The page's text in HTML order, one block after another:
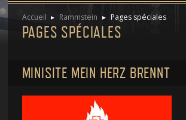
Accueil Rammstein Pages spéciales
PAGES SPÉCIALES
MINISITE MEIN HERZ BRENNT